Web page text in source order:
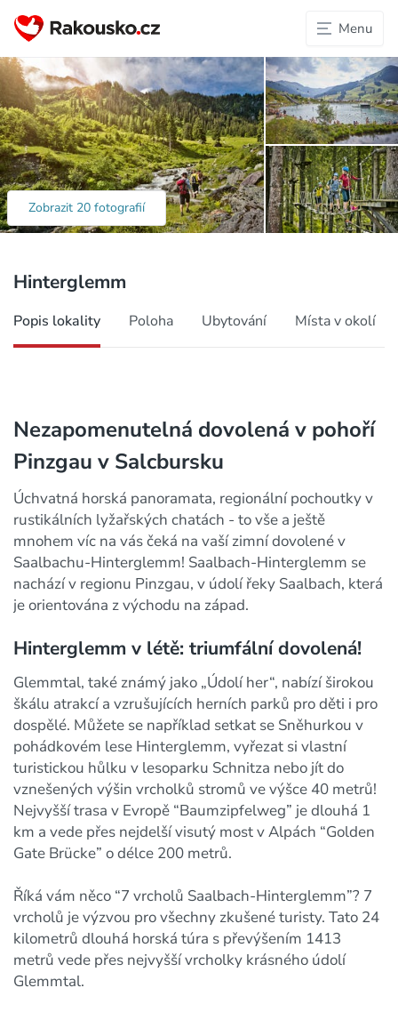
Menu
Zobrazit 20 fotografií
Hinterglemm
Popis lokality Poloha Ubytování Místa v okolí
Nezapomenutelná dovolená v pohoří
Pinzgau v Salcbursku
Úchvatná horská panoramata, regionální pochoutky v
rustikálních lyžařských chatách - to vše a ještě
mnohem víc na vás čeká na vaší zimní dovolené v
Saalbachu-Hinterglemm! Saalbach-Hinterglemm se
nachází v regionu Pinzgau, v údolí řeky Saalbach, která
je orientována z východu na západ.
Hinterglemm v létě: triumfální dovolená!
Glemmtal, také známý jako „Údolí her“, nabízí širokou
škálu atrakcí a vzrušujících herních parků pro děti i pro
dospělé. Můžete se například setkat se Sněhurkou v
pohádkovém lese Hinterglemm, vyřezat si vlastní
turistickou hůlku v lesoparku Schnitza nebo jít do
vznešených výšin vrcholků stromů ve výšce 40 metrů!
Nejvyšší trasa v Evropě “Baumzipfelweg” je dlouhá 1
km a vede přes nejdelší visutý most v Alpách “Golden
Gate Brücke” o délce 200 metrů.
Říká vám něco “7 vrcholů Saalbach-Hinterglemm”? 7
vrcholů je výzvou pro všechny zkušené turisty. Tato 24
kilometrů dlouhá horská túra s převýšením 1413
metrů vede přes nejvyšší vrcholky krásného údolí
Glemmtal.
Chceš dostávat zajímavé tipy na
aktivity a ubytování v Rakousku?
* ODEBÍRAT